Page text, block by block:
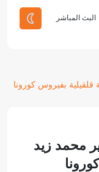
البث المباشر
بفيروس كورونا
محمد زيد